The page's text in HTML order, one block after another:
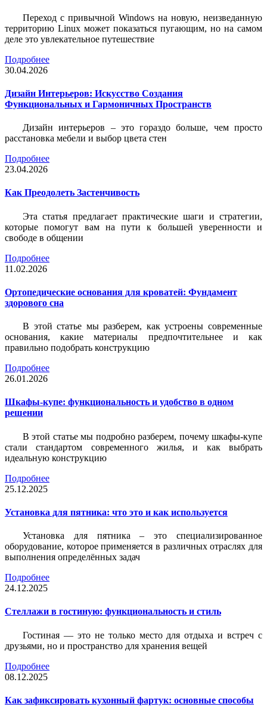
Переход с привычной Windows на новую, неизведанную
территорию Linux может показаться пугающим, но на самом
деле это увлекательное путешествие
Подробнее
30.04.2026
Дизайн Интерьеров: Искусство Создания
Функциональных и Гармоничных Пространств
Дизайн интерьеров – это гораздо больше, чем просто
расстановка мебели и выбор цвета стен
Подробнее
23.04.2026
Как Преодолеть Застенчивость
Эта статья предлагает практические шаги и стратегии,
которые помогут вам на пути к большей уверенности и
свободе в общении
Подробнее
11.02.2026
Ортопедические основания для кроватей: Фундамент
здорового сна
В этой статье мы разберем, как устроены современные
основания, какие материалы предпочтительнее и как
правильно подобрать конструкцию
Подробнее
26.01.2026
Шкафы-купе: функциональность и удобство в одном
решении
В этой статье мы подробно разберем, почему шкафы-купе
стали стандартом современного жилья, и как выбрать
идеальную конструкцию
Подробнее
25.12.2025
Установка для пятника: что это и как используется
Установка для пятника – это специализированное
оборудование, которое применяется в различных отраслях для
выполнения определённых задач
Подробнее
24.12.2025
Стеллажи в гостиную: функциональность и стиль
Гостиная — это не только место для отдыха и встреч с
друзьями, но и пространство для хранения вещей
Подробнее
08.12.2025
Как зафиксировать кухонный фартук: основные способы